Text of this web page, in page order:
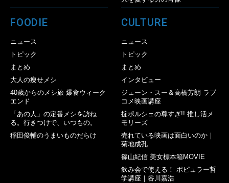
FOODIE
ニュース
トピック
まとめ
大人の痩せメシ
40歳からのメシ旅 爆食ウィーク
エンド
「あの人」の定番メシを訪ね
る。行きつけで、いつもの。
稲田俊輔のうまいものだらけ
CULTURE
ニュース
トピック
まとめ
インタビュー
ジェーン・スー＆高橋芳朗 ラブ
コメ映画講座
掟ポルシェの尊すぎ!! 推し活メ
モリーズ
売れている映画は面白いのか｜
菊地成孔
篠山紀信 美女標本箱MOVIE
飲み会で使える！ ポピュラー哲
学講座｜谷川嘉浩